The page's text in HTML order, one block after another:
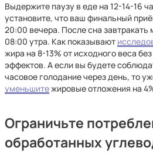
Выдержите паузу в еде на 12-14-16
установите, что ваш финальный
20:00 вечера. После сна завтракать
08:00 утра. Как показывают
жира на 8-13% от исходного веса
эффектов. А если вы будете
часовое голодание через день, то
уменьшитежировые отложения на
Ограничьте
обработанных